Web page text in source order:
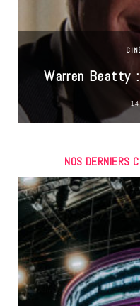
Warren Beatty
14
NOS DERNIERS